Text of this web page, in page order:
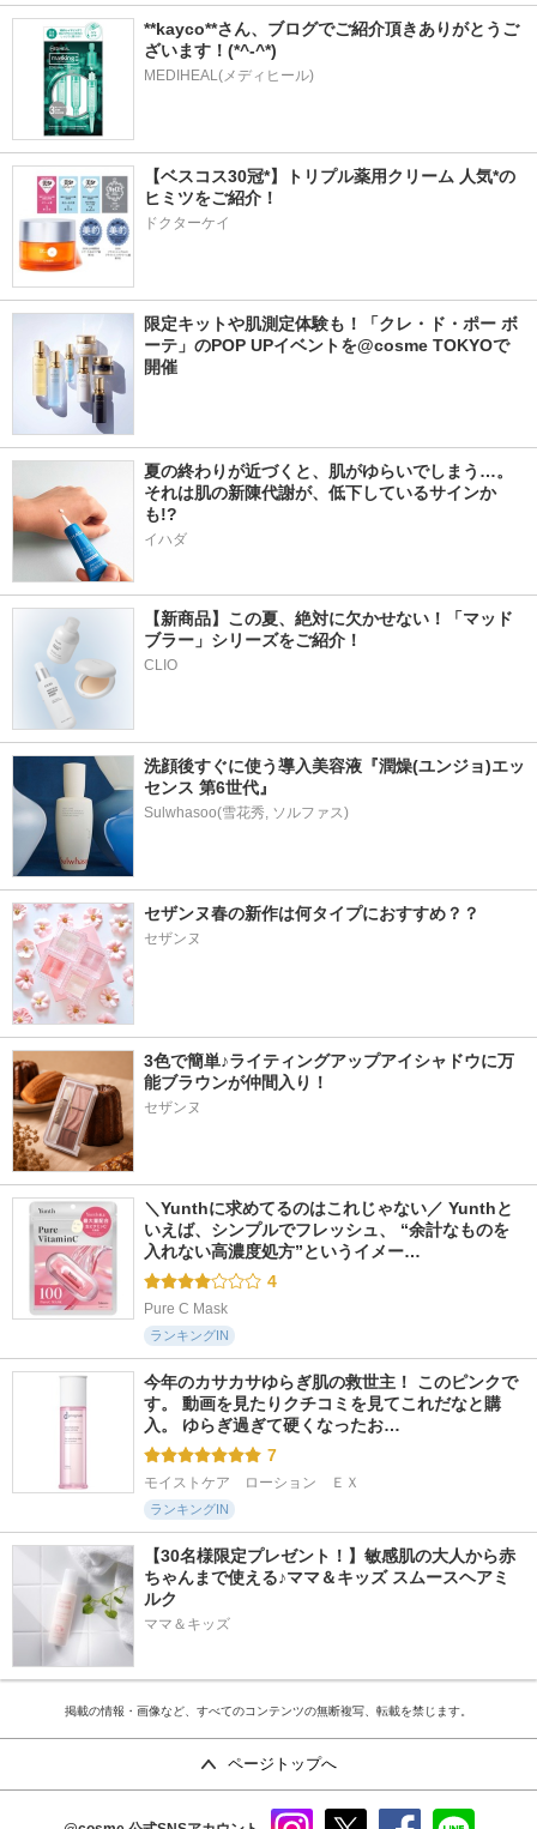
**kayco**さん、ブログでご紹介頂きありがとうご
ざいます！(*^-^*)
MEDIHEAL(メディヒール)
【ベスコス30冠*】トリプル薬用クリーム 人気*の
ヒミツをご紹介！
ドクターケイ
限定キットや肌測定体験も！「クレ・ド・ポー ボ
ーテ」のPOP UPイベントを@cosme TOKYOで
開催
夏の終わりが近づくと、肌がゆらいでしまう…。
それは肌の新陳代謝が、低下しているサインか
も!?
イハダ
【新商品】この夏、絶対に欠かせない！「マッド
ブラー」シリーズをご紹介！
CLIO
洗顔後すぐに使う導入美容液『潤燥(ユンジョ)エッ
センス 第6世代』
セザンヌ春の新作は何タイプにおすすめ？？
セザンヌ
3色で簡単♪ライティングアップアイシャドウに万
能ブラウンが仲間入り！
セザンヌ
＼Yunthに求めてるのはこれじゃない／ Yunthと
いえば、シンプルでフレッシュ、 “余計なものを
入れない高濃度処方”というイメー…
4
Pure C Mask
ランキングIN
今年のカサカサゆらぎ肌の救世主！ このピンクで
す。 動画を見たりクチコミを見てこれだなと購
入。 ゆらぎ過ぎて硬くなったお…
7
モイストケア　ローション　ＥＸ
ランキングIN
【30名様限定プレゼント！】敏感肌の大人から赤
ちゃんまで使える♪ママ＆キッズ スムースヘアミ
ルク
ママ＆キッズ
掲載の情報・画像など、すべてのコンテンツの無断複写、転載を禁じます。
ページトップへ